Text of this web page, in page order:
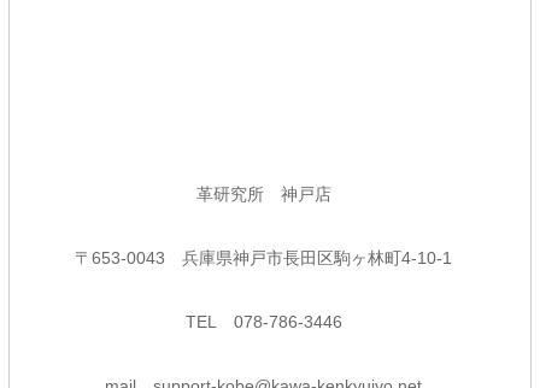
革研究所 神戸店
〒653-0043兵庫県神戸市長田区駒ヶ林町4-10-1
TEL 078-786-3446